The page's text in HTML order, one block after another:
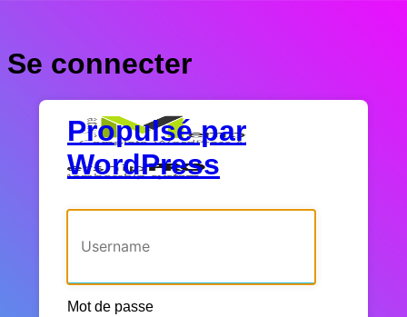
Se connecter
Propulsé par
WordPress
Mot de passe